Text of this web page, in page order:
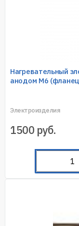
Нагревательный
анодом M6
Электроизделия
1500 руб.